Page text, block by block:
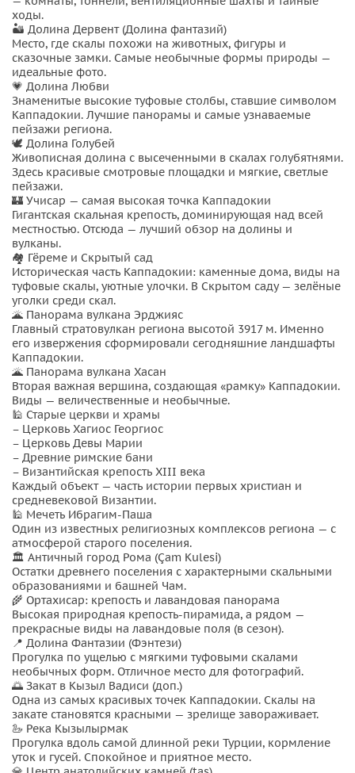
это не просто поездка, а возможность почувствовать
волшебство Каппадокии, увидеть ее природные чудеса,
погрузиться в древнюю историю и создать воспоминания,
которые останутся с вами на всю жизнь.
ходы.
🏜 Долина Дервент (Долина фантазий)
Место, где скалы похожи на животных, фигуры и
сказочные замки. Самые необычные формы природы —
идеальные фото.
💗 Долина Любви
Знаменитые высокие туфовые столбы, ставшие символом
Каппадокии. Лучшие панорамы и самые узнаваемые
пейзажи региона.
🕊 Долина Голубей
Живописная долина с высеченными в скалах голубятнями.
Здесь красивые смотровые площадки и мягкие, светлые
пейзажи.
🏰 Учисар — самая высокая точка Каппадокии
Гигантская скальная крепость, доминирующая над всей
местностью. Отсюда — лучший обзор на долины и
вулканы.
🏘 Гёреме и Скрытый сад
Историческая часть Каппадокии: каменные дома, виды на
туфовые скалы, уютные улочки. В Скрытом саду — зелёные
уголки среди скал.
🌋 Панорама вулкана Эрджияс
Главный стратовулкан региона высотой 3917 м. Именно
его извержения сформировали сегодняшние ландшафты
Каппадокии.
🌋 Панорама вулкана Хасан
Вторая важная вершина, создающая «рамку» Каппадокии.
Виды — величественные и необычные.
🕌 Старые церкви и храмы
– Церковь Хагиос Георгиос
– Церковь Девы Марии
– Древние римские бани
– Византийская крепость XIII века
Каждый объект — часть истории первых христиан и
средневековой Византии.
🕌 Мечеть Ибрагим-Паша
Один из известных религиозных комплексов региона — с
атмосферой старого поселения.
🏛 Античный город Рома (Çam Kulesi)
Остатки древнего поселения с характерными скальными
образованиями и башней Чам.
🌾 Ортахисар: крепость и лавандовая панорама
Высокая природная крепость-пирамида, а рядом —
прекрасные виды на лавандовые поля (в сезон).
📍 Долина Фантазии (Фэнтези)
Прогулка по ущелью с мягкими туфовыми скалами
необычных форм. Отличное место для фотографий.
🌅 Закат в Кызыл Вадиси (доп.)
Одна из самых красивых точек Каппадокии. Скалы на
закате становятся красными — зрелище завораживает.
🦢 Река Кызылырмак
Прогулка вдоль самой длинной реки Турции, кормление
уток и гусей. Спокойное и приятное место.